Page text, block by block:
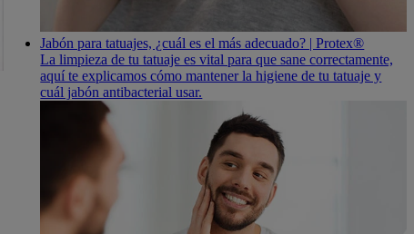
Jabón para tatuajes, ¿cuál es el más adecuado? | Protex®
La limpieza de tu tatuaje es vital para que sane correctamente,
aquí te explicamos cómo mantener la higiene de tu tatuaje y
cuál jabón antibacterial usar.